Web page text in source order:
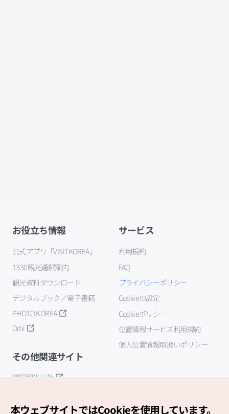
お役立ち情報
公式アプリ「VISITKOREA」
1330観光通訳案内
観光資料ダウンロード
デジタルブック／電子書籍
PHOTO KOREA
Odii
サービス
利用規約
FAQ
プライバシーポリシー
Cookieの設定
Cookieポリシー
位置情報サービス利用規約
個人位置情報取扱いポリシー
その他関連サイト
韓国観光公社
本ウェブサイトではCookieを使用しています。